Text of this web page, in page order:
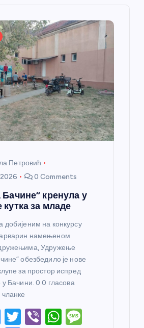
Петровић
2026
0 Comments
кренула у
за младе
добијеним на конкурсу
намењеном
Удружење
обезбедило је нове
за простор испред
у Бачини. 0 0 гласова
M T
Vi W